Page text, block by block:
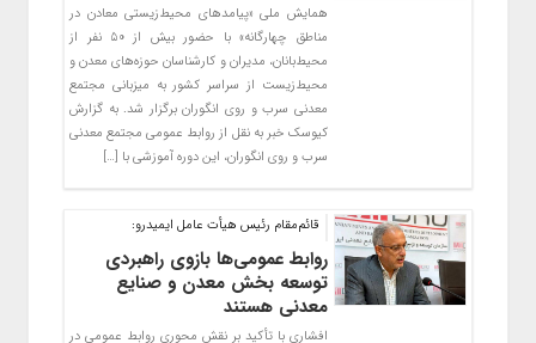
همایش ملی «پیامدهای محیط‌زیستی معادن در
مناطق چهارگانه» با حضور بیش از ۵۰ نفر از
محیط‌بانان، مدیران و کارشناسان حوزه‌های معدن و
محیط‌زیست از سراسر کشور به میزبانی مجتمع
معدنی سرب و روی انگوران برگزار شد. به گزارش
کیوسک خبر به نقل از روابط عمومی مجتمع معدنی
سرب و روی انگوران، این دوره آموزشی با […]
قائم‌مقام رئیس هیأت عامل ایمیدرو:
روابط عمومی‌ها بازوی راهبردی
توسعه بخش معدن و صنایع
معدنی هستند
افشاری با تأکید بر نقش محوری روابط عمومی در